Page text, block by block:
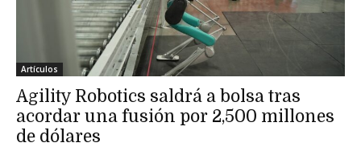
Artículos
Agility Robotics saldrá a bolsa tras
acordar una fusión por 2,500 millones
de dólares